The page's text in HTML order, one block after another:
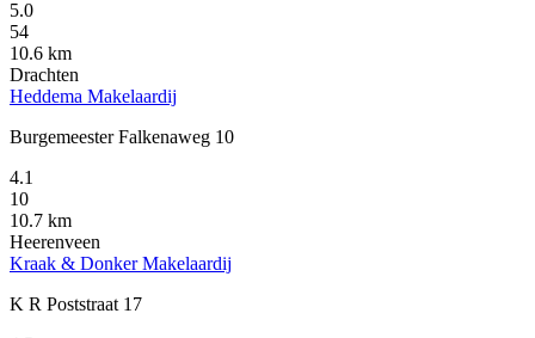
5.0
54
10.6 km
Drachten
Heddema Makelaardij
Burgemeester Falkenaweg 10
4.1
10
10.7 km
Heerenveen
Kraak & Donker Makelaardij
K R Poststraat 17